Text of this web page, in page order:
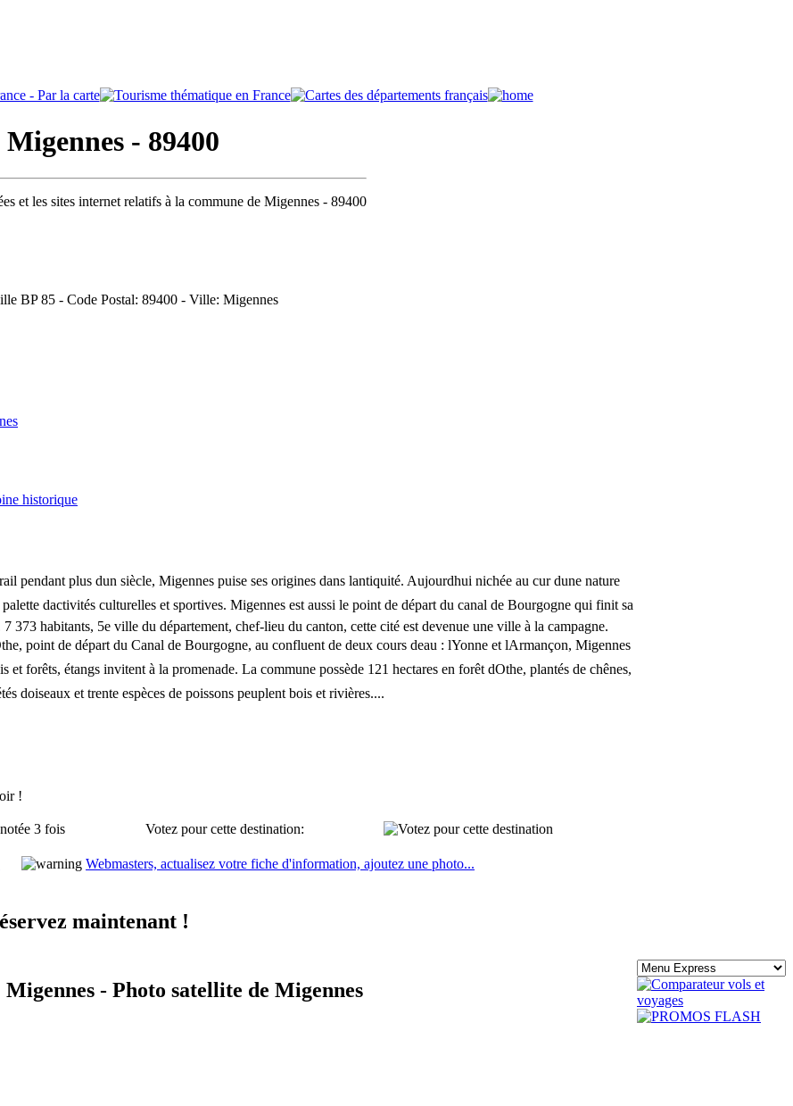
- 89400
et les sites internet relatifs à la commune de Migennes - 89400
BP 85 - Code Postal: 89400 - Ville: Migennes
historique
plus dun siècle, Migennes puise ses origines dans lantiquité. Aujourdhui nichée au cur dune nature
dactivités culturelles et sportives. Migennes est aussi le point de départ du canal de Bourgogne qui finit sa
373 habitants, 5e ville du département, chef-lieu du canton, cette cité est devenue une ville à la campagne.
point de départ du Canal de Bourgogne, au confluent de deux cours deau : lYonne et lArmançon, Migennes
forêts, étangs invitent à la promenade. La commune possède 121 hectares en forêt dOthe, plantés de chênes,
doiseaux et trente espèces de poissons peuplent bois et rivières....
!
3 fois Votez pour cette destination:
Webmasters, actualisez votre fiche d'information, ajoutez une photo...
maintenant !
- Photo satellite de Migennes